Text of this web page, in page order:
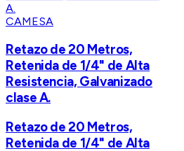
CAMESA
Retazo de 20 Metros,
Retenida de 1/4" de Alta
Resistencia, Galvanizado
clase A.
Retazo de 20 Metros,
Retenida de 1/4" de Alta